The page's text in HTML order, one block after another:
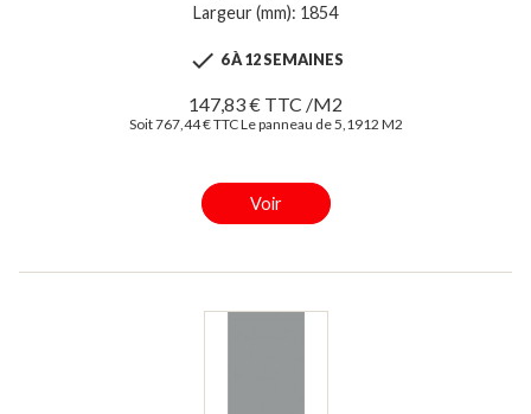
Largeur (mm): 1854
 6 À 12 SEMAINES
147,83 € TTC /M2
Soit 767,44 € TTC Le panneau de 5,1912 M2
Voir